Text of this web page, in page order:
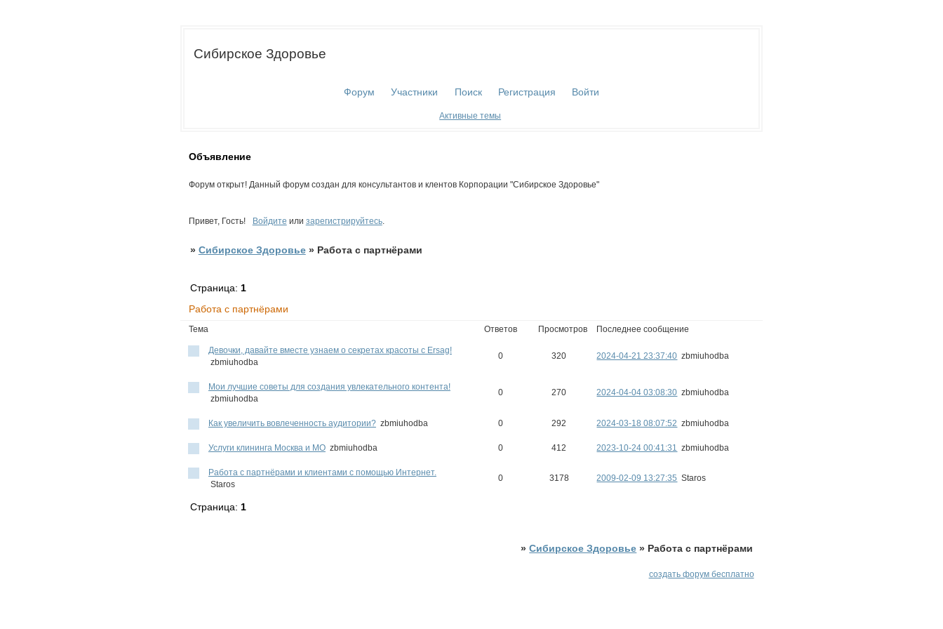
Сибирское Здоровье
Форум Участники Поиск Регистрация Войти
Активные темы
Объявление
Форум открыт! Данный форум создан для консультантов и клентов Корпорации "Сибирское Здоровье"
Привет, Гость! Войдите или зарегистрируйтесь.
» Сибирское Здоровье » Работа с партнёрами
Работа с партнёрами
Страница: 1
Тема Ответов Просмотров Последнее сообщение
Девочки, давайте вместе узнаем о секретах красоты с Ersag!
zbmiuhodba
0 320 2024-04-21 23:37:40 zbmiuhodba
Мои лучшие советы для создания увлекательного контента!
zbmiuhodba
0 270 2024-04-04 03:08:30 zbmiuhodba
Как увеличить вовлеченность аудитории? zbmiuhodba 0 292 2024-03-18 08:07:52 zbmiuhodba
Услуги клининга Москва и МО zbmiuhodba 0 412 2023-10-24 00:41:31 zbmiuhodba
Работа с партнёрами и клиентами с помощью Интернет.
Staros
0 3178 2009-02-09 13:27:35 Staros
Страница: 1
»Сибирское Здоровье » Работа с партнёрами
создать форум бесплатно